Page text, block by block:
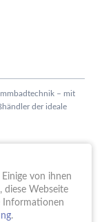
– mit
der ideale
von ihnen
diese Webseite
Informationen
.